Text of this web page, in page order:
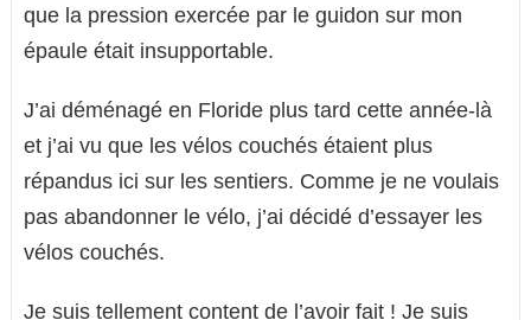
que la pression exercée par le guidon sur mon
épaule était insupportable.
J’ai déménagé en Floride plus tard cette année-là
et j’ai vu que les vélos couchés étaient plus
répandus ici sur les sentiers. Comme je ne voulais
pas abandonner le vélo, j’ai décidé d’essayer les
vélos couchés.
Je suis tellement content de l’avoir fait ! Je suis